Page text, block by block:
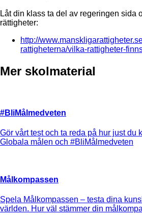
Låt din klass ta del av regeringen sida
rättigheter:
http://
rattigheterna/vilka-rattigheter-
Mer skolmaterial
#BliMålmedveten
Gör vårt test och ta reda på hur just du
Globala målen och #BliMålmedveten
Målkompassen
Spela Målkompassen – testa dina
världen. Hur väl stämmer din